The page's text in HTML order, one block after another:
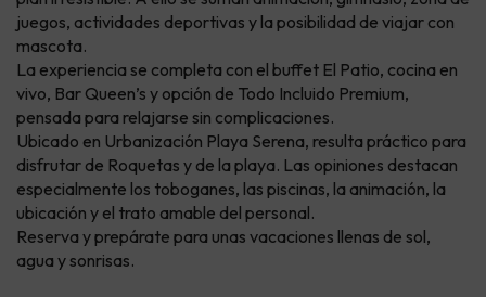
juegos, actividades deportivas y la posibilidad de viajar con
mascota.
La experiencia se completa con el buffet El Patio, cocina en
vivo, Bar Queen’s y opción de Todo Incluido Premium,
pensada para relajarse sin complicaciones.
Ubicado en Urbanización Playa Serena, resulta práctico para
disfrutar de Roquetas y de la playa. Las opiniones destacan
especialmente los toboganes, las piscinas, la animación, la
ubicación y el trato amable del personal.
Reserva y prepárate para unas vacaciones llenas de sol,
agua y sonrisas.